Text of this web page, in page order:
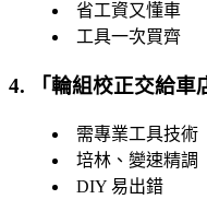
省工資又懂車
工具一次買齊
4. 「輪組校正交給車
需專業工具技術
培林、變速精調
DIY 易出錯